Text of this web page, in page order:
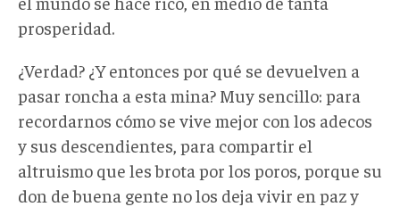
prosperidad.
¿Verdad? ¿Y entonces por qué se devuelven a
pasar roncha a esta mina? Muy sencillo: para
recordarnos cómo se vive mejor con los adecos
y sus descendientes, para compartir el
altruismo que les brota por los poros, porque su
don de buena gente no los deja vivir en paz y